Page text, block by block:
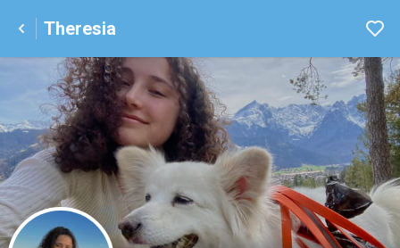
Theresia